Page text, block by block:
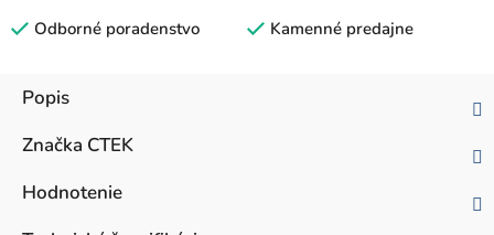
Odborné poradenstvo Kamenné predajne
Popis
Značka CTEK
Hodnotenie